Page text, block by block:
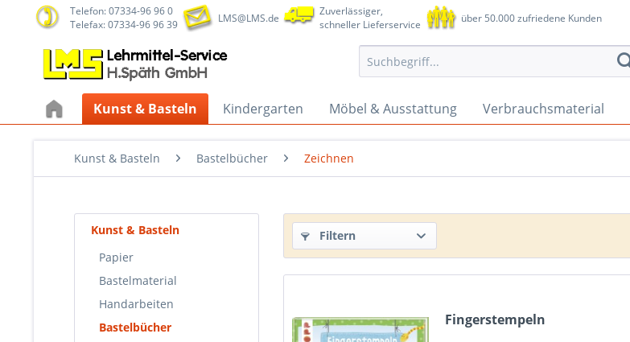
Telefon: 07334-96 96 0
Telefax: 07334-96 96 39
LMS@LMS.de
Zuverlässiger,
schneller Lieferservice
über 50.000 zufriedene Kunden
Kunst & Basteln Kindergarten Möbel & Ausstattung Verbrauchsmaterial
Kunst & Basteln Bastelbücher Zeichnen
Kunst & Basteln
Papier
Bastelmaterial
Handarbeiten
Bastelbücher
Filtern
Fingerstempeln